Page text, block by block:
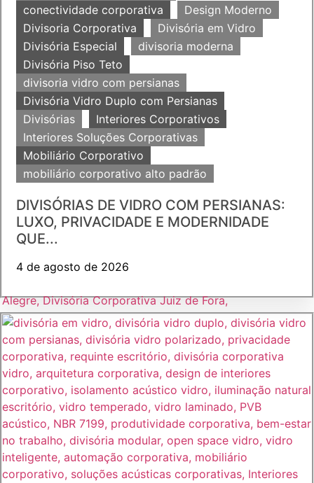
conectividade corporativa
Design Moderno
Divisoria Corporativa
Divisória em Vidro
Divisória Especial
divisoria moderna
Divisória Piso Teto
divisoria vidro com persianas
Divisória Vidro Duplo com Persianas
Divisórias
Interiores Corporativos
Interiores Soluções Corporativas
Mobiliário Corporativo
mobiliário corporativo alto padrão
DIVISÓRIAS DE VIDRO COM PERSIANAS:
LUXO, PRIVACIDADE E MODERNIDADE
QUE...
4 de agosto de 2026